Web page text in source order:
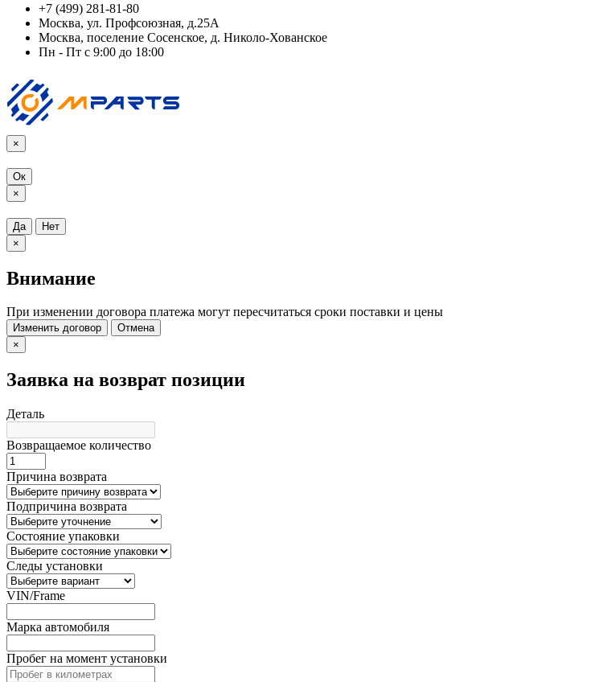
+7 (499) 281-81-80
Москва, ул. Профсоюзная, д.25А
Москва, поселение Сосенское, д. Николо-Хованское
Пн - Пт с 9:00 до 18:00
×
Ок
×
Да
Нет
×
Внимание
При изменении договора платежа могут пересчитаться сроки поставки и цены
Изменить договор
Отмена
×
Заявка на возврат позиции
Деталь
Возвращаемое количество
Причина возврата
Подпричина возврата
Состояние упаковки
Следы установки
VIN/Frame
Марка автомобиля
Пробег на момент установки